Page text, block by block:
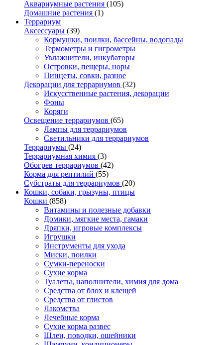
Аквариумные растения (105)
Домашние растения (1)
Террариум
Аксессуары (39)
Кормушки, поилки, бассейны, водопады
Термометры и гигрометры
Увлажнители, инкубаторы
Островки, пещеры, норы
Пинцеты, совки, разное
Декорации для террариумов (32)
Искусственные растения, декорации
Фоны
Коряги
Освещение террариумов (65)
Лампы для террариумов
Светильники для террариумов
Террариумы (24)
Террариумная химия (3)
Обогрев террариумов (42)
Корма для рептилий (55)
Субстраты для террариумов (20)
Кошки, собаки, грызуны, птицы
Кошки (858)
Витамины и полезные добавки
Домики, мягкие места, гамаки
Дряпки, игровые комплексы
Игрушки
Инструменты для ухода
Миски, поилки
Сумки-переноски
Сухие корма
Туалеты, наполнители, химия для дома
Средства от блох и клещей
Средства от глистов
Лакомства
Лечебные корма
Сухие корма развес
Шлеи, поводки, ошейники